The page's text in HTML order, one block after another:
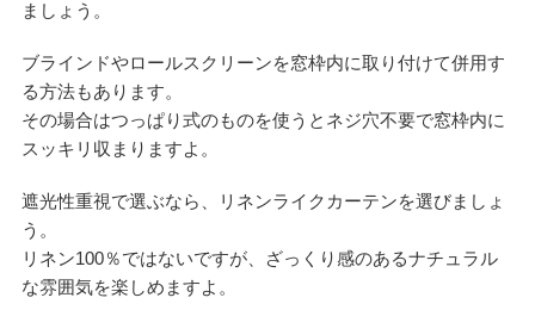
ましょう。
ブラインドやロールスクリーンを窓枠内に取り付けて併用す
る方法もあります。
その場合はつっぱり式のものを使うとネジ穴不要で窓枠内に
スッキリ収まりますよ。
遮光性重視で選ぶなら、リネンライクカーテンを選びましょ
う。
リネン100％ではないですが、ざっくり感のあるナチュラル
な雰囲気を楽しめますよ。